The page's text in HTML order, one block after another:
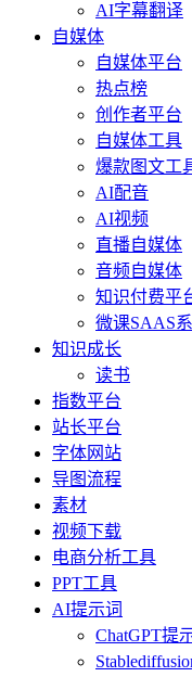
AI字幕翻译
自媒体
自媒体平台
热点榜
创作者平台
自媒体工具
爆款图文工
AI配音
AI视频
直播自媒体
音频自媒体
知识付费平
微课SAAS
知识成长
读书
指数平台
站长平台
字体网站
导图流程
素材
视频下载
电商分析工具
PPT工具
AI提示词
ChatGPT提